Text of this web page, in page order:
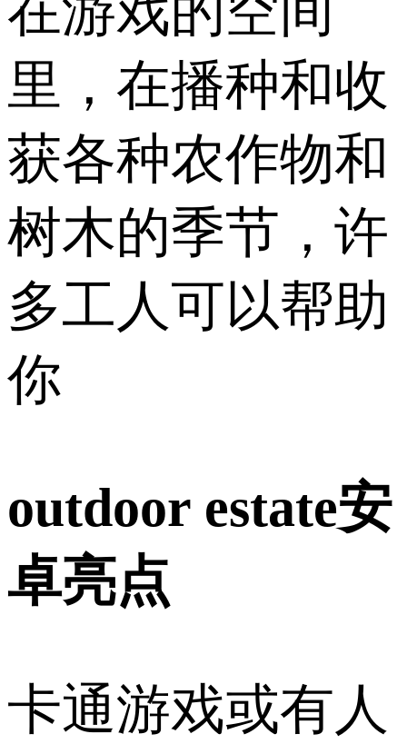
里，在播种和收
获各种农作物和
树木的季节，许
多工人可以帮助
你
outdoor estate安
卓亮点
卡通游戏或有人